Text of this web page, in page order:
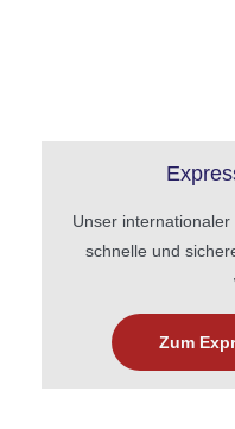
Unser
schnelle und
Zum